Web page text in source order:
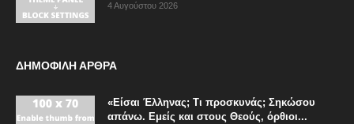
4 Αυγούστου 2026
ΔΗΜΟΦΙΛΗ ΑΡΘΡΑ
«Είσαι Έλληνας; Τι προσκυνάς; Σηκώσου
απάνω. Εμείς και στους Θεούς, όρθιοι...